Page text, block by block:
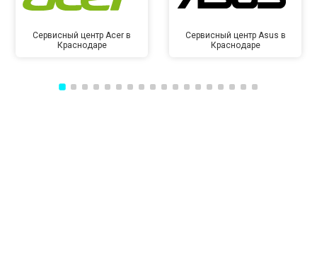
Сервисный центр Acer в
Краснодаре
Сервисный центр Asus в
Краснодаре